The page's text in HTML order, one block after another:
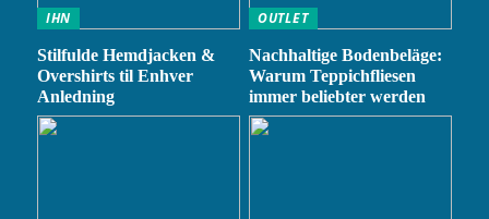
IHN
Stilfulde Hemdjacken &
Overshirts til Enhver
Anledning
OUTLET
Nachhaltige Bodenbeläge:
Warum Teppichfliesen
immer beliebter werden